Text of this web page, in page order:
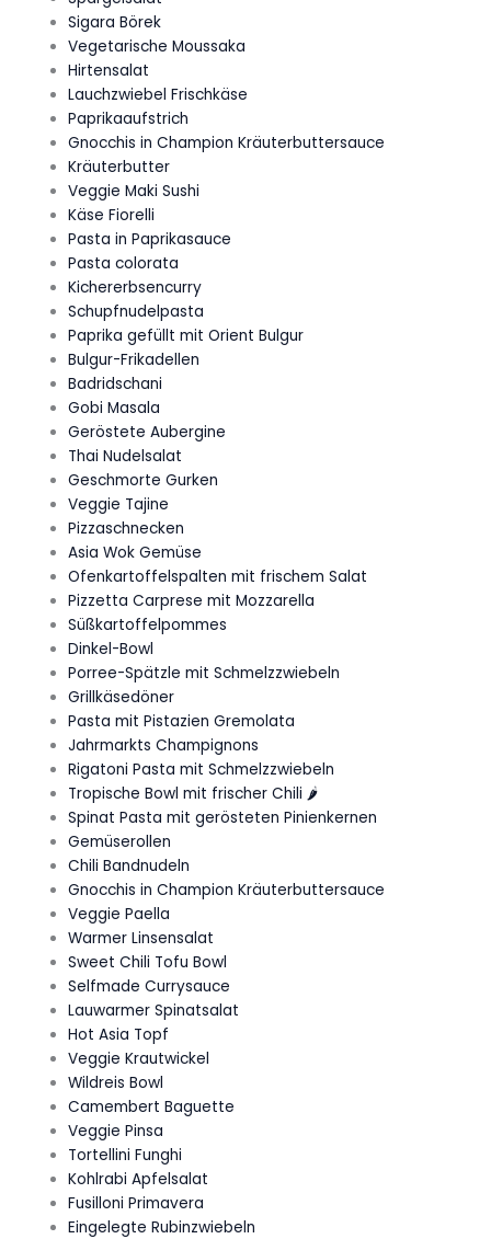
Sigara Börek
Vegetarische Moussaka
Hirtensalat
Lauchzwiebel Frischkäse
Paprikaaufstrich
Gnocchis in Champion Kräuterbuttersauce
Kräuterbutter
Veggie Maki Sushi
Käse Fiorelli
Pasta in Paprikasauce
Pasta colorata
Kichererbsencurry
Schupfnudelpasta
Paprika gefüllt mit Orient Bulgur
Bulgur-Frikadellen
Badridschani
Gobi Masala
Geröstete Aubergine
Thai Nudelsalat
Geschmorte Gurken
Veggie Tajine
Pizzaschnecken
Asia Wok Gemüse
Ofenkartoffelspalten mit frischem Salat
Pizzetta Carprese mit Mozzarella
Süßkartoffelpommes
Dinkel-Bowl
Porree-Spätzle mit Schmelzzwiebeln
Grillkäsedöner
Pasta mit Pistazien Gremolata
Jahrmarkts Champignons
Rigatoni Pasta mit Schmelzzwiebeln
Tropische Bowl mit frischer Chili 🌶️
Spinat Pasta mit gerösteten Pinienkernen
Gemüserollen
Chili Bandnudeln
Gnocchis in Champion Kräuterbuttersauce
Veggie Paella
Warmer Linsensalat
Sweet Chili Tofu Bowl
Selfmade Currysauce
Lauwarmer Spinatsalat
Hot Asia Topf
Veggie Krautwickel
Wildreis Bowl
Camembert Baguette
Veggie Pinsa
Tortellini Funghi
Kohlrabi Apfelsalat
Fusilloni Primavera
Eingelegte Rubinzwiebeln